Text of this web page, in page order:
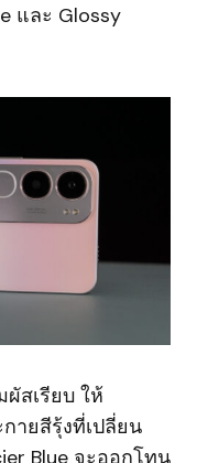
และ Glossy
สเรียบ ให้
ายสีรุ้งที่เปลี่ยน